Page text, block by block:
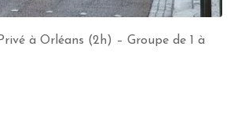
à Orléans (2h) – Groupe de 1 à